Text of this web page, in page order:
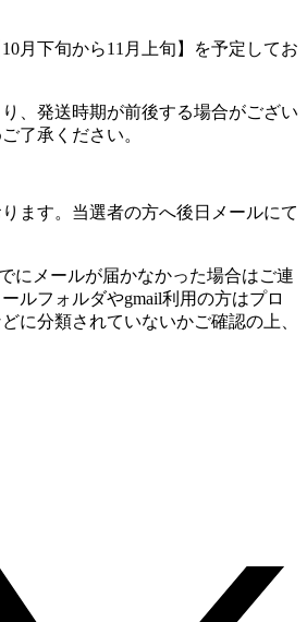
月下旬から11月上旬】を予定してお
、発送時期が前後する場合がござい
了承ください。
ます。当選者の方へ後日メールにて
にメールが届かなかった場合はご連
ルフォルダやgmail利用の方はプロ
に分類されていないかご確認の上、